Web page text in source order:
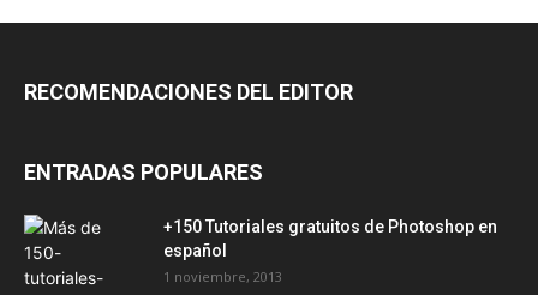
RECOMENDACIONES DEL EDITOR
ENTRADAS POPULARES
+150 Tutoriales gratuitos de Photoshop en
español
1 noviembre, 2013